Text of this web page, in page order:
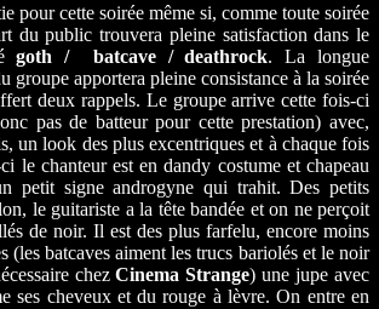
pour cette soirée même si, comme toute soirée
du public trouvera pleine satisfaction dans le
goth / batcave / deathrock. La longue
groupe apportera pleine consistance à la soirée
deux rappels. Le groupe arrive cette fois-ci
pas de batteur pour cette prestation) avec,
un look des plus excentriques et à chaque fois
le chanteur est en dandy costume et chapeau
petit signe androgyne qui trahit. Des petits
le guitariste a la tête bandée et on ne perçoit
de noir. Il est des plus farfelu, encore moins
(les batcaves aiment les trucs bariolés et le noir
chezCinema Strange) une jupe avec
ses cheveux et du rouge à lèvre. On entre en